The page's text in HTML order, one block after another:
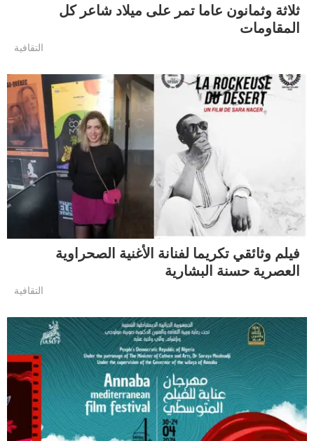
ثلاثة وثمانون عاما تمر على ميلاد شاعر كل
المقاومات
التقافية
فيلم وثائقي تكريما لفنانة الأغنية الصحراوية
العصرية حسنة البشارية
التقافية